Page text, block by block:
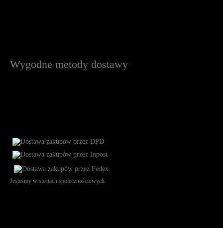
Wygodne metody dostawy
Jesteśmy w sieciach społecznościowych